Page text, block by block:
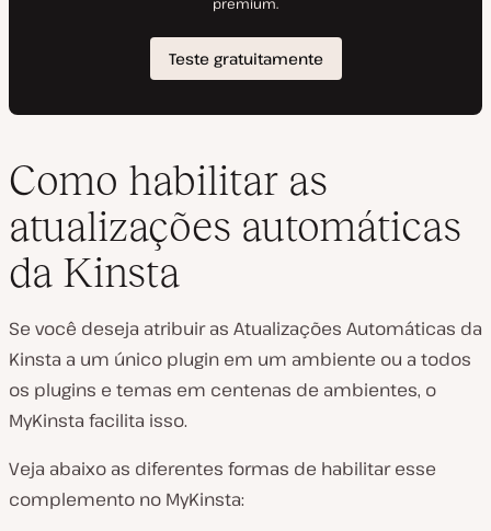
Como habilitar as
atualizações automáticas
da Kinsta
Se você deseja atribuir as Atualizações Automáticas da
Kinsta a um único plugin em um ambiente ou a todos
os plugins e temas em centenas de ambientes, o
MyKinsta facilita isso.
Veja abaixo as diferentes formas de habilitar esse
complemento no MyKinsta: